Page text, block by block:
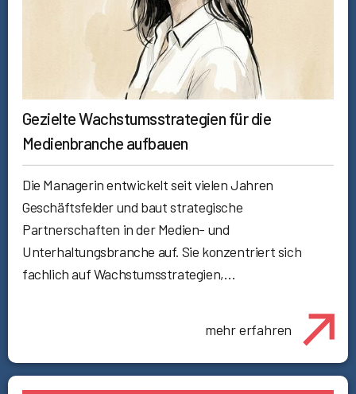
Gezielte Wachstumsstrategien für die
Medienbranche aufbauen
Die Managerin entwickelt seit vielen Jahren
Geschäftsfelder und baut strategische
Partnerschaften in der Medien- und
Unterhaltungsbranche auf. Sie konzentriert sich
fachlich auf Wachstumsstrategien,…
mehr erfahren